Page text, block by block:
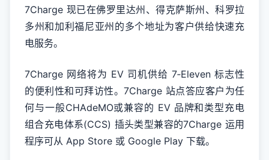
7Charge 现已在佛罗里达州、得克萨斯州、科罗拉
多州和加利福尼亚州的多个地址为客户供给快速充
电服务。
7Charge 网络将为 EV 司机供给 7‑Eleven 标志性
的便利性和可拜访性。7Charge 站点答应客户为任
何与一般CHAdeMO或兼容的 EV 品牌和类型充电
组合充电体系(CCS) 插头类型兼容的7Charge 运用
程序可从 App Store 或 Google Play 下载。